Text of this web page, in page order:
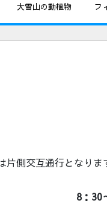
大雪山の動植物 フ
側交互通行となりま
土） 8：30～